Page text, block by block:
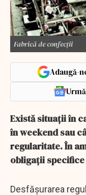
Fabrică de confecții
Adaugă-
Există situații în
în weekend sau
regularitate. În
obligații
Desfășurarea